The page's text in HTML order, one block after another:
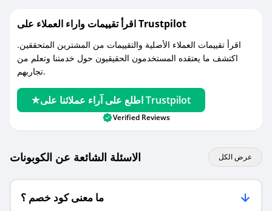
اقرأ تقييمات واراء العملاء على Trustpilot
اقرأ تقييمات العملاء الأصلية والتقييمات من المشترين المتحققين.
اكتشف ما يعتقده المستخدمون الحقيقيون حول خدمتنا وتعلم من
تجاربهم.
اطلع على آراء عملائنا على Trustpilot
Verified Reviews
الاسئلة الشائعة عن الكوبونات عرض الكل
ما معنى كود خصم ؟